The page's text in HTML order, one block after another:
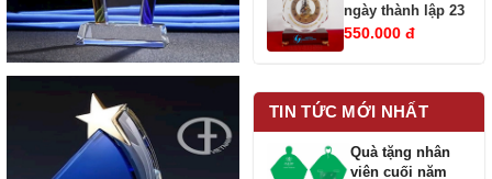
ngày thành lập 23
550.000 đ
TIN TỨC MỚI NHẤT
Quà tặng nhân
viên cuối năm